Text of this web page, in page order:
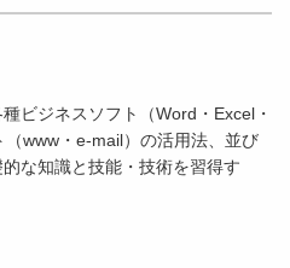
ビジネスソフト（Word・Excel・
www・e-mail）の活用法、並び
な知識と技能・技術を習得す